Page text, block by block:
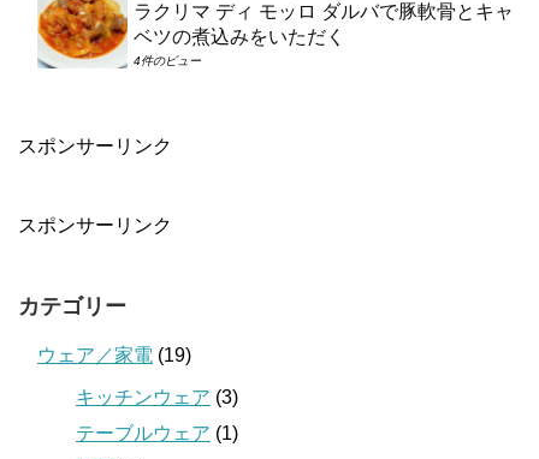
ラクリマ ディ モッロ ダルバで豚軟骨とキャ
ベツの煮込みをいただく
4件のビュー
スポンサーリンク
スポンサーリンク
カテゴリー
ウェア／家電 (19)
キッチンウェア (3)
テーブルウェア (1)